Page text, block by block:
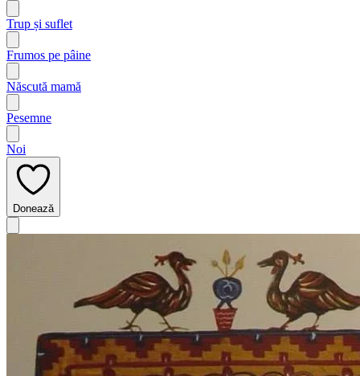
Trup și suflet
Frumos pe pâine
Născută mamă
Pesemne
Noi
Donează